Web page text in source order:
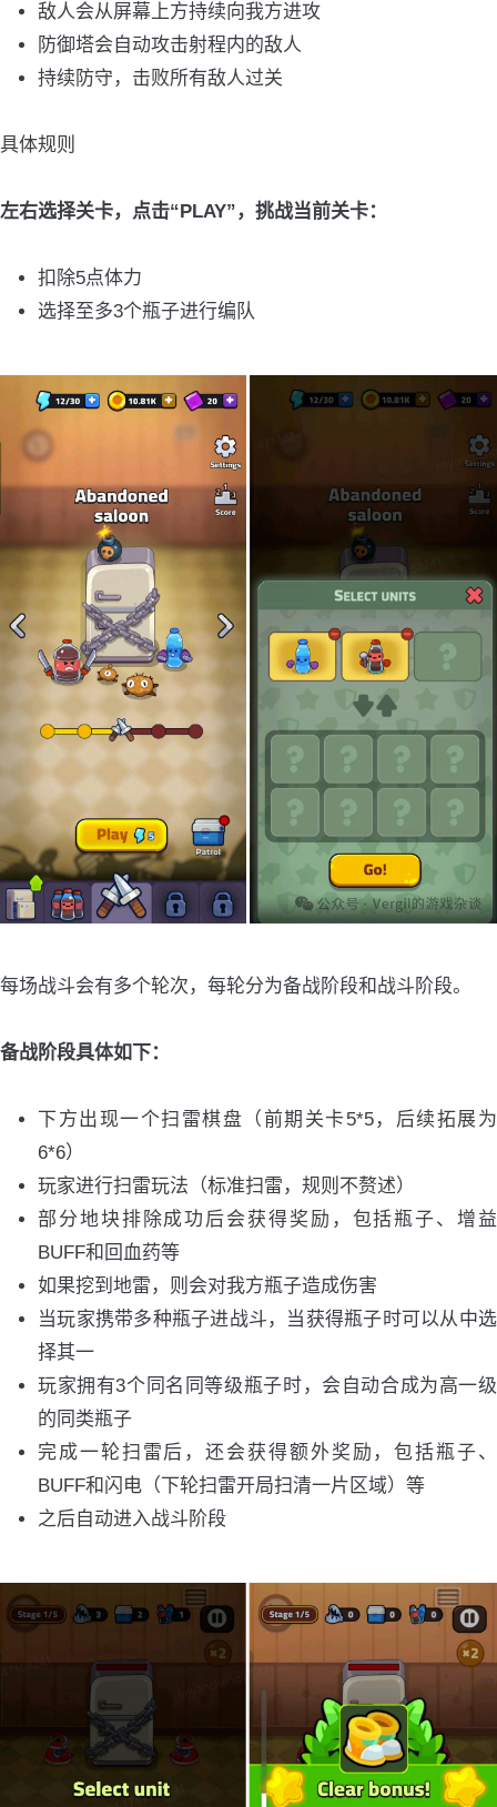
敌人会从屏幕上方持续向我方进攻
防御塔会自动攻击射程内的敌人
持续防守，击败所有敌人过关
具体规则
左右选择关卡，点击“PLAY”，挑战当前关卡：
扣除5点体力
选择至多3个瓶子进行编队
每场战斗会有多个轮次，每轮分为备战阶段和战斗阶段。
备战阶段具体如下：
下方出现一个扫雷棋盘（前期关卡5*5，后续拓展为
6*6）
玩家进行扫雷玩法（标准扫雷，规则不赘述）
部分地块排除成功后会获得奖励，包括瓶子、增益
BUFF和回血药等
如果挖到地雷，则会对我方瓶子造成伤害
当玩家携带多种瓶子进战斗，当获得瓶子时可以从中选
择其一
玩家拥有3个同名同等级瓶子时，会自动合成为高一级
的同类瓶子
完成一轮扫雷后，还会获得额外奖励，包括瓶子、
BUFF和闪电（下轮扫雷开局扫清一片区域）等
之后自动进入战斗阶段